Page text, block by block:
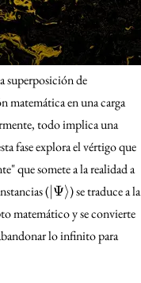
superposición de
matemática en una carga
todo implica una
fase explora el vértigo que
que somete a la realidad a
(|\Psi\rangle
∣Ψ⟩) se traduce a la
matemático y se convierte
lo infinito para